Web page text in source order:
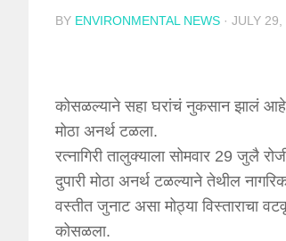
BY ENVIRONMENTAL NEWS · JULY 29,
कोसळल्याने सहा घरांचं नुकसान झालं
मोठा अनर्थ टळला.
रत्नागिरी तालुक्याला सोमवार 29 जुलै
दुपारी मोठा अनर्थ टळल्याने तेथील
वस्तीत जुनाट असा मोठ्या विस्ताराचा
कोसळला.